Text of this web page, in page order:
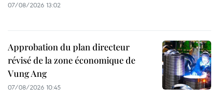
07/08/2026 13:02
Approbation du plan directeur
révisé de la zone économique de
Vung Ang
07/08/2026 10:45